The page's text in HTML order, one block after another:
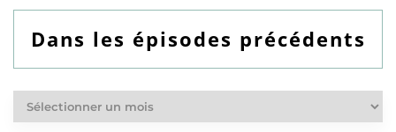
Dans les épisodes précédents
les